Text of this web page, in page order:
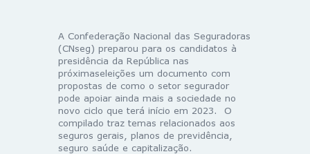
A Confederação Nacional das Seguradoras
(CNseg) preparou para os candidatos à
presidência da República nas
próximaseleições um documento com
propostas de como o setor segurador
pode apoiar ainda mais a sociedade no
novo ciclo que terá início em 2023. O
compilado traz temas relacionados aos
seguros gerais, planos de previdência,
seguro saúde e capitalização.